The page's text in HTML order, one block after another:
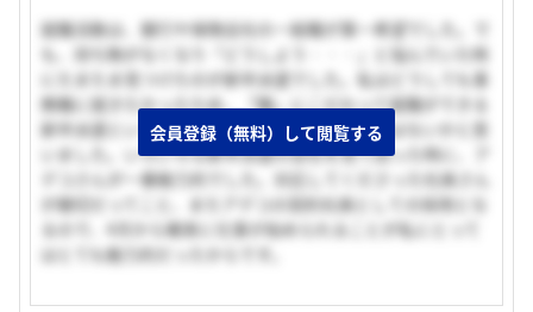
就職活動は、銀行や保険会社の一般職が第一希望でした。で
も、持ち駒がなくなり「どうしよう・・・」と悩んでいた時
にたまたま見つけたのが新卒派遣でした。私はどうしても事
務職に就きたかったため、「職」にこだわって就職ができる
新卒派遣という働き方は自分に合っているのではないかと思
いました。いろいろな新卒派遣の会社を見て回った時に、ア
デコさんが一番魅力的でした。対応してくださった社員さん
が親切だってこと、またアデコの契約社員としての採用とな
るので、4月から確実に仕事が始められることが私にとって
はとても魅力的だったからです。
会員登録（無料）して閲覧する